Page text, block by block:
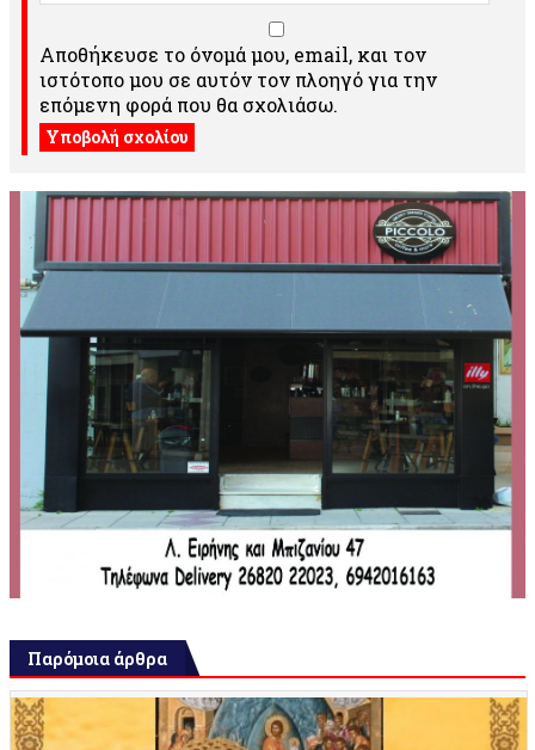
Αποθήκευσε το όνομά μου, email, και τον
ιστότοπο μου σε αυτόν τον πλοηγό για την
επόμενη φορά που θα σχολιάσω.
Παρόμοια άρθρα